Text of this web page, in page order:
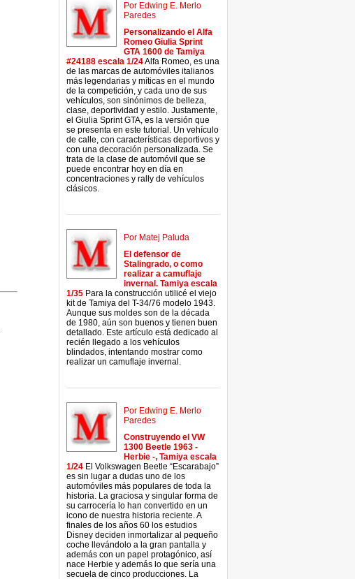
Por Edwing E. Merlo
Paredes
Personalizando el Alfa
Romeo Giulia Sprint
GTA 1600 de Tamiya
#24188 escala 1/24Alfa Romeo, es una
de las marcas de automóviles italianos
más legendarias y míticas en el mundo
de la competición, y cada uno de sus
vehículos, son sinónimos de belleza,
clase, deportividad y estilo. Justamente,
el Giulia Sprint GTA, es la versión que
se presenta en este tutorial. Un vehículo
de calle, con características deportivos y
con una decoración personalizada. Se
trata de la clase de automóvil que se
puede encontrar hoy en día en
concentraciones y rally de vehículos
clásicos.
Por Matej Paluda
El defensor de
Stalingrado, o como
realizar a camuflaje
invernal. Tamiya escala
1/35 Para la construcción utilicé el viejo
kit de Tamiya del T-34/76 modelo 1943.
Aunque sus moldes son de la década
de 1980, aún son buenos y tienen buen
detallado. Este artículo está dedicado al
recién llegado a los vehículos
blindados, intentando mostrar como
realizar un camuflaje invernal.
Por Edwing E. Merlo
Paredes
Construyendo el VW
1300 Beetle 1963 -
Herbie -, Tamiya escala
1/24 El Volkswagen Beetle “Escarabajo”
es sin lugar a dudas uno de los
automóviles más populares de toda la
historia. La graciosa y singular forma de
su carrocería lo han convertido en un
icono de nuestra historia reciente. A
finales de los años 60 los estudios
Disney deciden inmortalizar al pequeño
coche llevándolo a la gran pantalla y
además con un papel protagónico, así
nace Herbie y además lo que sería una
secuela de cinco producciones. La